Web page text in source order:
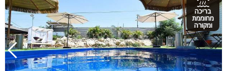
בריכה
מחוממת
ומקורה